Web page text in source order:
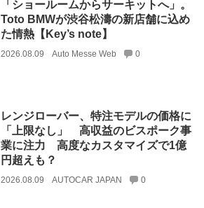
「ショールームからサーキットへ」。
Toto BMWが渋谷松濤の新店舗に込め
た情熱【Key’s note】
2026.08.09 Auto Messe Web 0
レンジローバー、特注モデルの価格に
「上限なし」 高収益のビスポーク事
業に注力 高度なカスタマイズで1億
円超えも？
2026.08.09 AUTOCAR JAPAN 0